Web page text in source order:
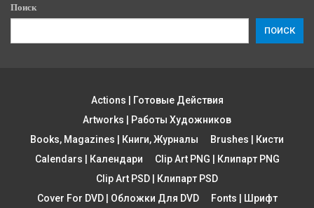
Поиск
ПОИСК
Actions | Готовые Действия
Artworks | Работы Художников
Books, Magazines | Книги, Журналы
Brushes | Кисти
Calendars | Календари
Clip Art PNG | Клипарт PNG
Clip Art PSD | Клипарт PSD
Cover For DVD | Обложки Для DVD
Fonts | Шрифт